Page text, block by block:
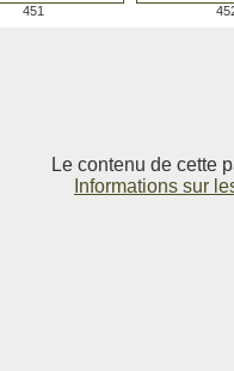
451
Le contenu de cette
Informations sur